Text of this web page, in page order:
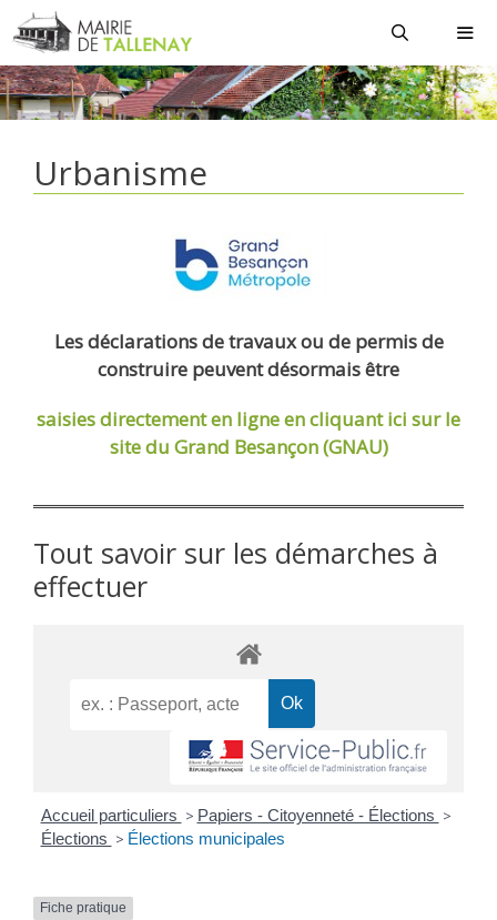
Aller
au
contenu
Urbanisme
Les déclarations de travaux ou de permis de
construire peuvent désormais être
saisies directement en ligneen cliquant ici sur le
site du Grand Besançon (GNAU)
Tout savoir sur les démarches à
effectuer
Accueil particuliers > Papiers - Citoyenneté - Élections >
Élections > Élections municipales
Fiche pratique